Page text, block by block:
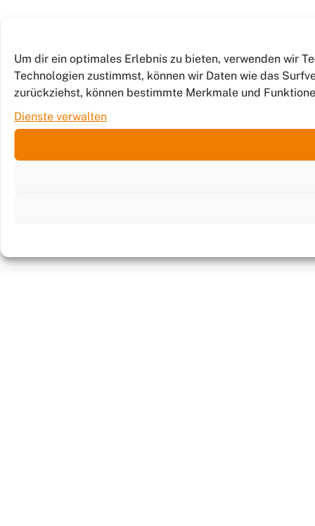
Um dir ein optimales Erlebnis zu bieten, verwenden wir
Technologien zustimmst, können wir Daten wie das
zurückziehst, können bestimmte Merkmale und
Dienste verwalten